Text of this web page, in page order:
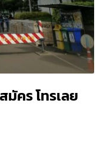
มัคร โทรเลย